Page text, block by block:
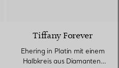
Tiffany Forever
Ehering in Platin mit einem
Halbkreis aus Diamanten,